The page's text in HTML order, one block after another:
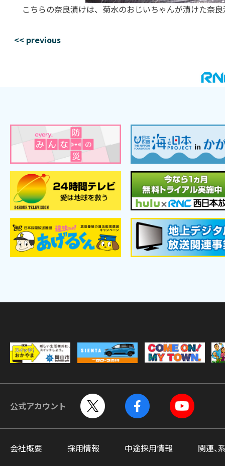
こちらの奈良漬けは、菊水のおじいちゃんが漬けた奈
<< previous
公式アカウント
会社概要 採用情報 中途採用情報 関連、